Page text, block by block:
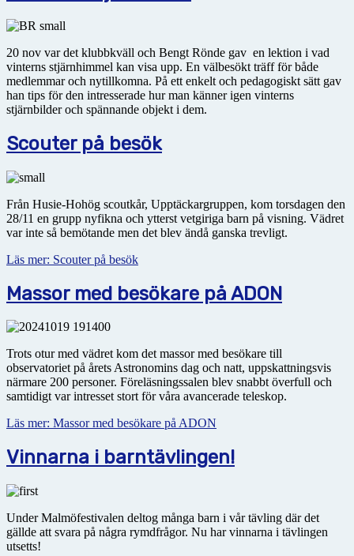
20 nov var det klubbkväll och Bengt Rönde gav en lektion i vad
vinterns stjärnhimmel kan visa upp. En välbesökt träff för både
medlemmar och nytillkomna. På ett enkelt och pedagogiskt sätt gav
han tips för den intresserade hur man känner igen vinterns
stjärnbilder och spännande objekt i dem.
Scouter på besök
Från Husie-Hohög scoutkår, Upptäckargruppen, kom torsdagen den
28/11 en grupp nyfikna och ytterst vetgiriga barn på visning. Vädret
var inte så bemötande men det blev ändå ganska trevligt.
Läs mer: Scouter på besök
Massor med besökare på ADON
Trots otur med vädret kom det massor med besökare till
observatoriet på årets Astronomins dag och natt, uppskattningsvis
närmare 200 personer. Föreläsningssalen blev snabbt överfull och
samtidigt var intresset stort för våra avancerade teleskop.
Läs mer: Massor med besökare på ADON
Vinnarna i barntävlingen!
Under Malmöfestivalen deltog många barn i vår tävling där det
gällde att svara på några rymdfrågor. Nu har vinnarna i tävlingen
utsetts!